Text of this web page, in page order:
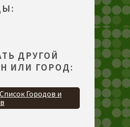
ДРУГОЙ
ИЛИ ГОРОД:
Городов и